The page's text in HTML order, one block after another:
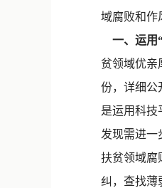
域腐败和作
一、运用
贫领域优亲
份，详细公
是运用科技
发现需进一
扶贫领域腐
纠，查找薄